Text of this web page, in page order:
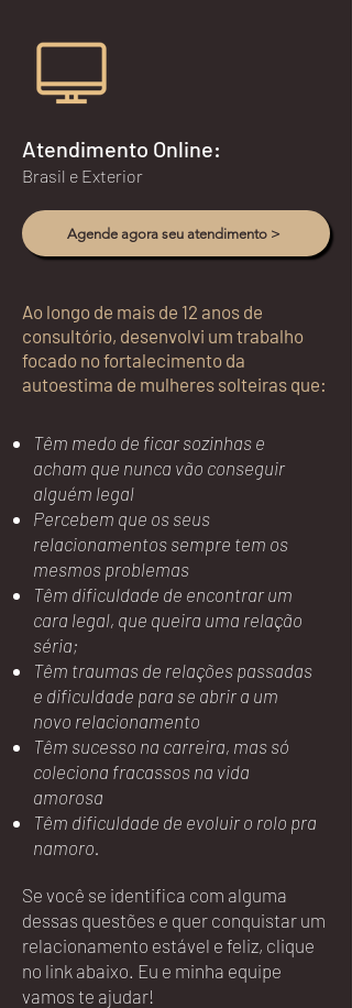
Atendimento Online:
Brasil e Exterior
Agende agora seu atendimento >
Ao longo de mais de 12 anos de
consultório, desenvolvi um trabalho
focado no fortalecimento da
autoestima de mulheres solteiras que:
Têm medo de ficar sozinhas e
acham que nunca vão conseguir
alguém legal​
Percebem que os seus
relacionamentos sempre tem os
mesmos problemas
Têm dificuldade de encontrar um
cara legal, que queira uma relação
séria;
Têm traumas de relações passadas
e dificuldade para se abrir a um
novo relacionamento
Têm sucesso na carreira, mas só
coleciona fracassos na vida
amorosa
Têm dificuldade de evoluir o rolo pra
namoro.
Se você se identifica com alguma
dessas questões e quer conquistar um
relacionamento estável e feliz, clique
no link abaixo. Eu e minha equipe
vamos te ajudar!